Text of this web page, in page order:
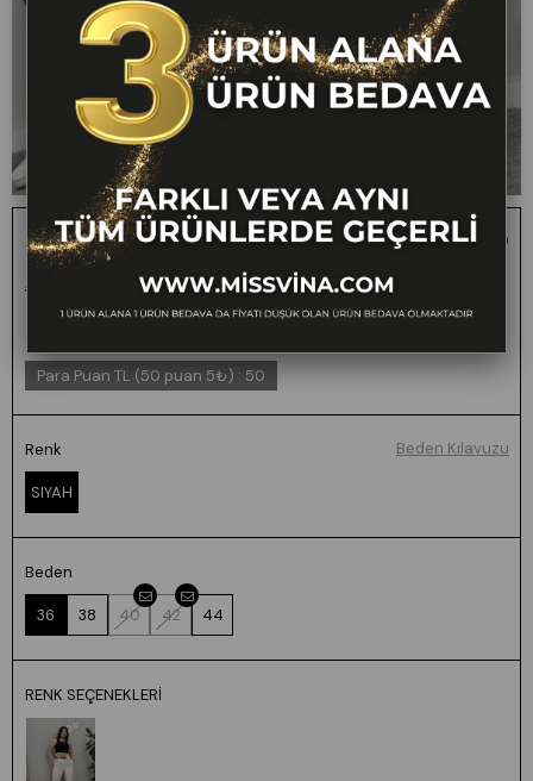
3953 GABARDİN BOYFREND PANTOLON
₺2.200,00 ₺1.099,00 50
1 ALANA 1 BEDAVA -
FARKLI VEYA AYNI
TÜM ÜRÜNLERDE
Para Puan TL (50 puan 5₺) : 50
Renk
SIYAH
Beden
36 38 40 42 44
Beden Kılavuzu
RENK SEÇENEKLERI